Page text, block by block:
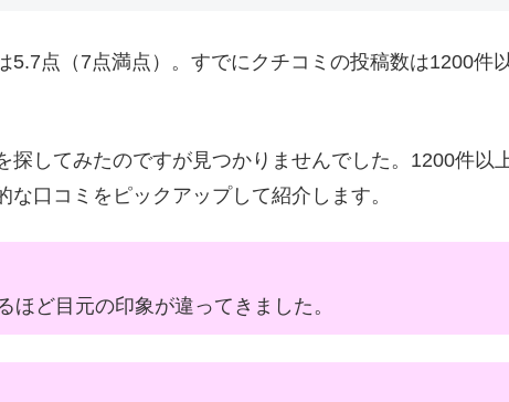
5.7点（7点満点）。すでにクチコミの投稿数は1200件
探してみたのですが見つかりませんでした。1200件以
口コミをピックアップして紹介します。
ほど目元の印象が違ってきました。